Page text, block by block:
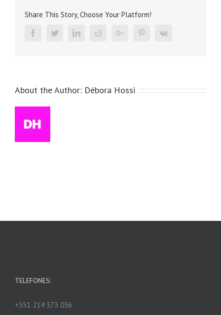
Share This Story, Choose Your Platform!
FacebookTwitterLinkedinRedditGoogle+ PinterestVk
About the Author: Débora Hossi
TELEFONES:
+351 214 373 036